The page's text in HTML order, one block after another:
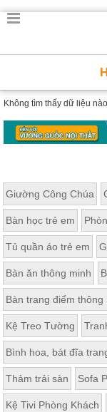
Không tìm thấy dữ liệu
Giường Công Chúa
Bàn học trẻ em
Tủ quần áo trẻ em
Bàn ăn thông minh
Bàn trang điểm thông
Kệ Treo Tường
Bình hoa, bát đĩa
Thảm trải sàn Sofa
Kệ Tivi Phòng Khách